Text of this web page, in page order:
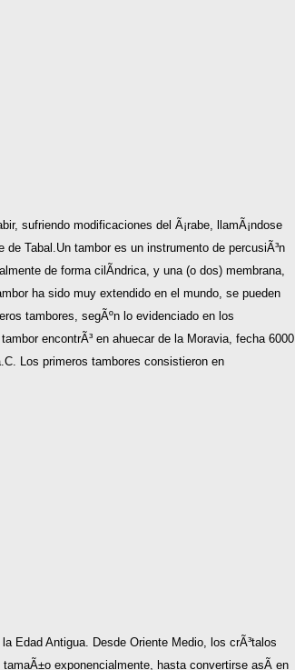
sufriendo modificaciones del Ã¡rabe, llamÃ¡ndose
Tabal.Un tambor es un instrumento de percusiÃ³n
de forma cilÃ­ndrica, y una (o dos) membrana,
ha sido muy extendido en el mundo, se pueden
tambores, segÃºn lo evidenciado en los
encontrÃ³ en ahuecar de la Moravia, fecha 6000
Los primeros tambores consistieron en
Edad Antigua. Desde Oriente Medio, los crÃ³talos
exponencialmente, hasta convertirse asÃ­ en